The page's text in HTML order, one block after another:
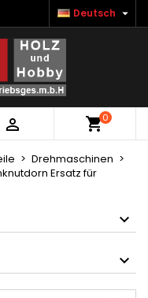
Deutsch 
 0
Drehmaschinen
Ersatz für
×
×
erstellen
×
Artikel Ihrer
Anmelden